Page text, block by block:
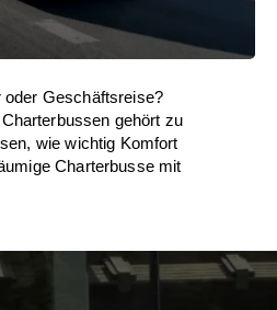
oder Geschäftsreise?
gehört zu
wie wichtig Komfort
Charterbusse mit